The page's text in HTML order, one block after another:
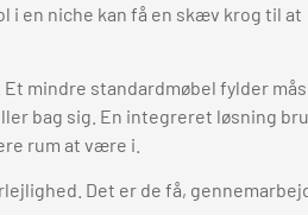
i en niche kan få en skæv krog til at
mindre standardmøbel fylder
bag sig. En integreret løsning
rum at være i.
Det er de få,